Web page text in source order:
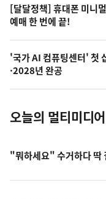
오
늘
의
사
진
[달달정책] 휴대폰 미니
예매 한 번에 끝!
'국가 AI 컴퓨팅센터' 첫
·2028년 완공
오늘의 멀티미디어
"뭐하세요" 수거하다 딱